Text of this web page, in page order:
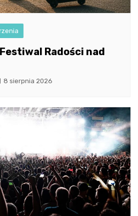
Radości nad
8 sierpnia 2026